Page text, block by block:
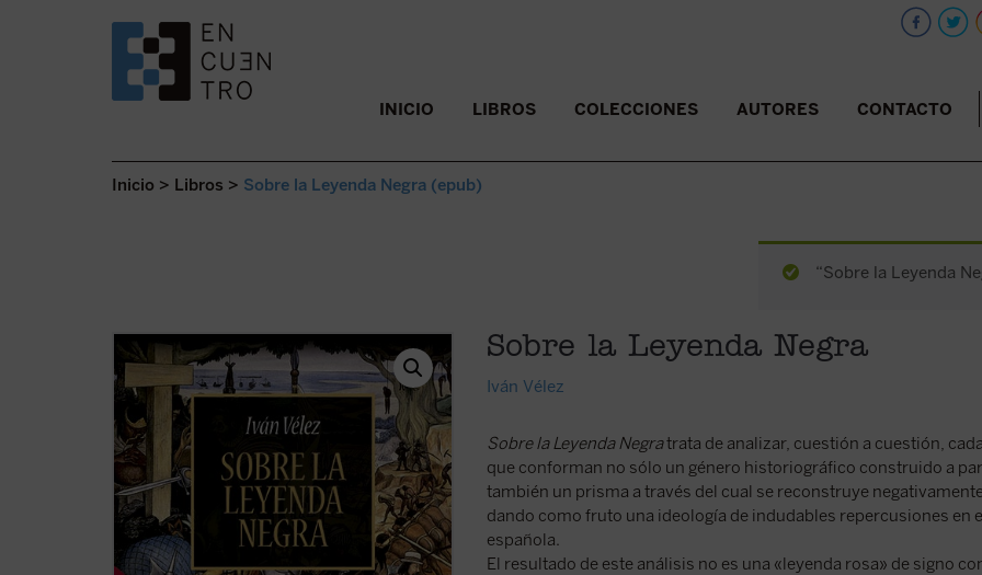
SALTAR AL CONTENIDO. INICIO LIBROS COLECCIONES AUTORES CONTACTO
Inicio > Libros > Sobre la Leyenda Negra (epub)
“Sobre la Leyenda
Sobre la Leyenda Negra
Iván Vélez
Sobre la Leyenda Negratrata de analizar, cuestión a cuestión,
que conforman no sólo un género historiográfico construido a
también un prisma a través del cual se reconstruye
dando como fruto una ideología de indudables repercusiones en
española.
El resultado de este análisis no es una «leyenda rosa» de signo